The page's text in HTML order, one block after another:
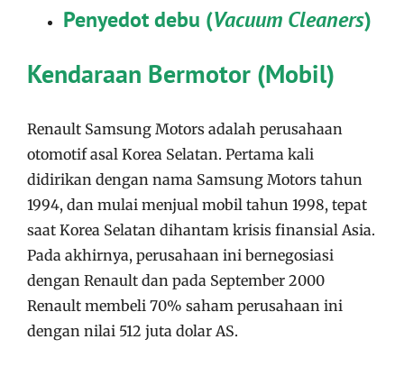
Penyedot debu (Vacuum Cleaners)
Kendaraan Bermotor (Mobil)
Renault Samsung Motors adalah perusahaan
otomotif asal Korea Selatan. Pertama kali
didirikan dengan nama Samsung Motors tahun
1994, dan mulai menjual mobil tahun 1998, tepat
saat Korea Selatan dihantam krisis finansial Asia.
Pada akhirnya, perusahaan ini bernegosiasi
dengan Renault dan pada September 2000
Renault membeli 70% saham perusahaan ini
dengan nilai 512 juta dolar AS.